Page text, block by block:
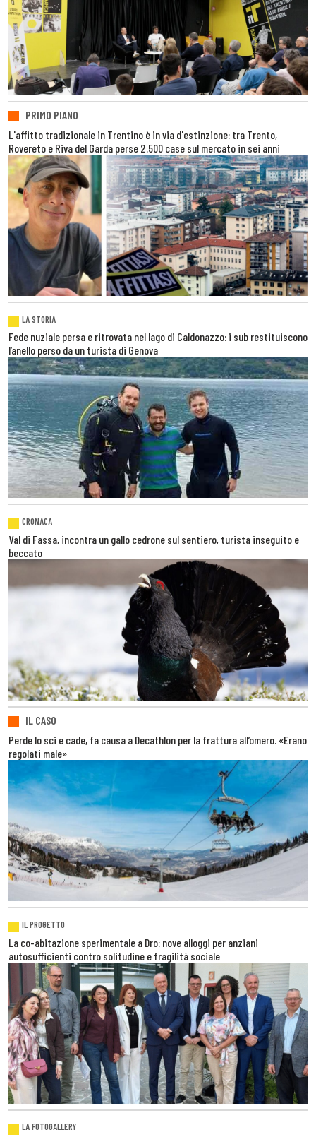
PRIMO PIANO
L'affitto tradizionale in Trentino è in via d'estinzione: tra Trento,
Rovereto e Riva del Garda perse 2.500 case sul mercato in sei anni
LA STORIA
Fede nuziale persa e ritrovata nel lago di Caldonazzo: i sub restituiscono
l’anello perso da un turista di Genova
CRONACA
Val di Fassa, incontra un gallo cedrone sul sentiero, turista inseguito e
beccato
IL CASO
Perde lo sci e cade, fa causa a Decathlon per la frattura all’omero. «Erano
regolati male»
IL PROGETTO
La co-abitazione sperimentale a Dro: nove alloggi per anziani
autosufficienti contro solitudine e fragilità sociale
LA FOTOGALLERY